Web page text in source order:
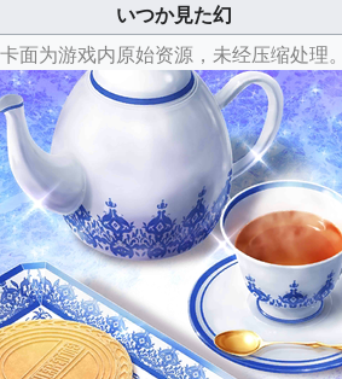
いつか見た幻
卡面为游戏内原始资源，未经压缩处理。